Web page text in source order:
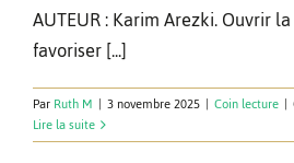
AUTEUR : Karim Arezki. Ouvrir
favoriser [...]
ParRuth M | 3 novembre 2025 | Coin lecture |
Lire la suite